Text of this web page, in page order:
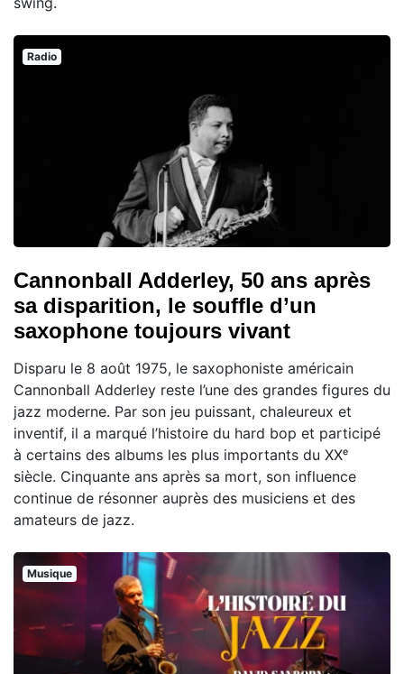
Radio
Cannonball Adderley, 50 ans après
sa disparition, le souffle d’un
saxophone toujours vivant
Disparu le 8 août 1975, le saxophoniste américain
Cannonball Adderley reste l’une des grandes figures du
jazz moderne. Par son jeu puissant, chaleureux et
inventif, il a marqué l’histoire du hard bop et participé
à certains des albums les plus importants du XXᵉ
siècle. Cinquante ans après sa mort, son influence
continue de résonner auprès des musiciens et des
amateurs de jazz.
Musique